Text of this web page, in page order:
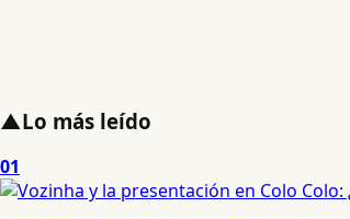
▲Lo más leído
01